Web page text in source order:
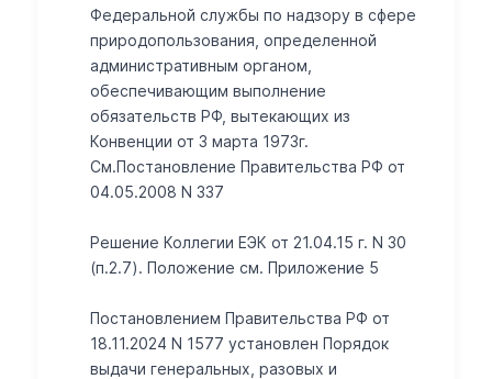
Федеральной службы по надзору в сфере
природопользования, определенной
административным органом,
обеспечивающим выполнение
обязательств РФ, вытекающих из
Конвенции от 3 марта 1973г.
См.Постановление Правительства РФ от
04.05.2008 N 337
Решение Коллегии ЕЭК от 21.04.15 г. N 30
(п.2.7). Положение см. Приложение 5
Постановлением Правительства РФ от
18.11.2024 N 1577 установлен Порядок
выдачи генеральных, разовых и